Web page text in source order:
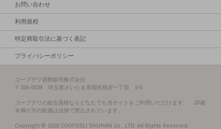
お問い合わせ
利用規程
特定商取引法に基づく表記
プライバシーポリシー
コープデリ酒類販売株式会社
〒336-0024 埼玉県さいたま市南区根岸一丁目 5-5
コープデリの組合員様ならどなたでも当サイトをご利用いただけます。 20歳
未満の方の飲酒は法律で禁止されています。
Copyright © 2020 COOPDELI SHUHAN Co., LTD. All Rights Reserved.